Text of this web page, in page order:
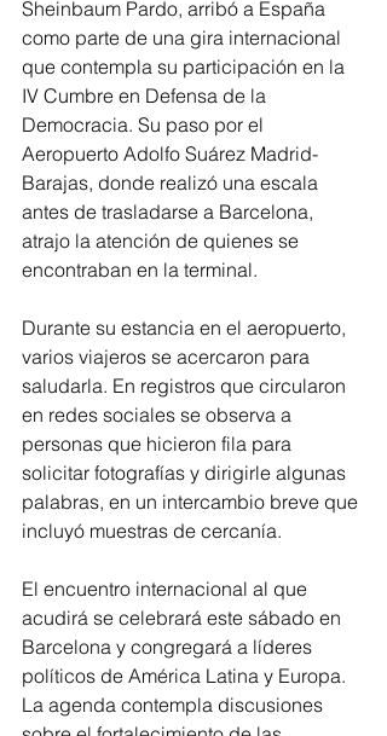
Sheinbaum Pardo, arribó a España
como parte de una gira internacional
que contempla su participación en la
IV Cumbre en Defensa de la
Democracia. Su paso por el
Aeropuerto Adolfo Suárez Madrid-
Barajas, donde realizó una escala
antes de trasladarse a Barcelona,
atrajo la atención de quienes se
encontraban en la terminal.
Durante su estancia en el aeropuerto,
varios viajeros se acercaron para
saludarla. En registros que circularon
en redes sociales se observa a
personas que hicieron fila para
solicitar fotografías y dirigirle algunas
palabras, en un intercambio breve que
incluyó muestras de cercanía.
El encuentro internacional al que
acudirá se celebrará este sábado en
Barcelona y congregará a líderes
políticos de América Latina y Europa.
La agenda contempla discusiones